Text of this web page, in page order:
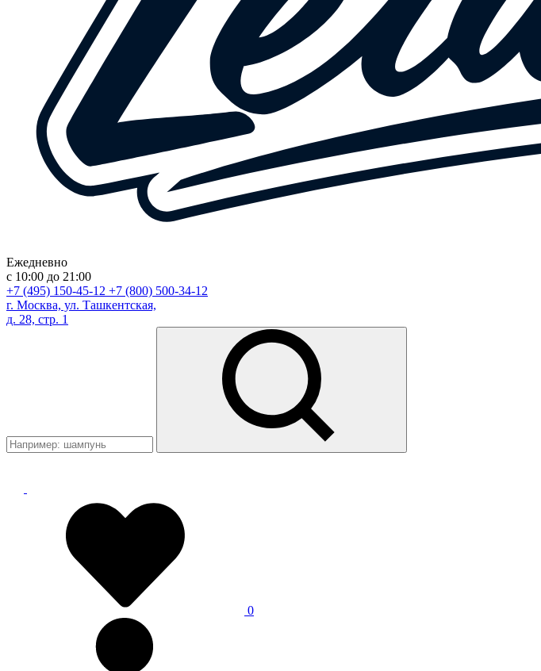
Ежедневно
с 10:00 до 21:00
+7 (495) 150-45-12 +7 (800) 500-34-12
г. Москва, ул. Ташкентская,
д. 28, стр. 1
0